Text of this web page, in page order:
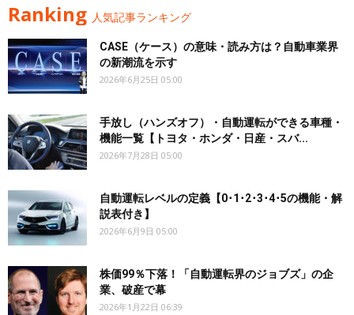
Ranking 人気記事ランキング
CASE（ケース）の意味・読み方は？自動車業界
の新潮流を示す
2026年6月25日 05:00
手放し（ハンズオフ）・自動運転ができる車種・
機能一覧【トヨタ・ホンダ・日産・スバ...
2026年7月28日 05:00
自動運転レベルの定義【0･1･2･3･4･5の機能・解
説表付き】
2026年6月9日 05:00
株価99％下落！「自動運転界のジョブズ」の企
業、破産で幕
2026年1月22日 06:39